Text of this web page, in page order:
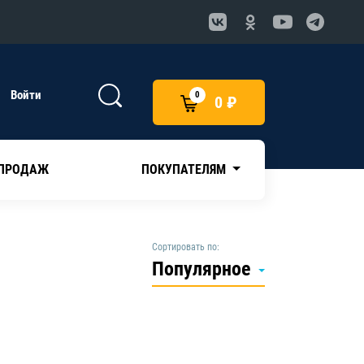
Войти 0 0 ₽
ПОКУПАТЕЛЯМ
Сортировать по:
Популярное